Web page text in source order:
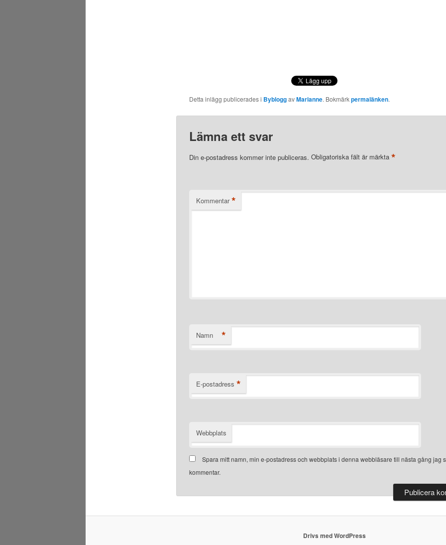
Detta inlägg publicerades i BybloggavMarianne. Bokmärkpermalänken.
Lämna ett svar
Din e-postadress kommer inte publiceras. Obligatoriska fält är märkta *
Kommentar *
Namn *
E-postadress *
Webbplats
Spara mitt namn, min e-postadress och webbplats i denna webbläsare till nästa gång jag
kommentar.
Drivs med WordPress